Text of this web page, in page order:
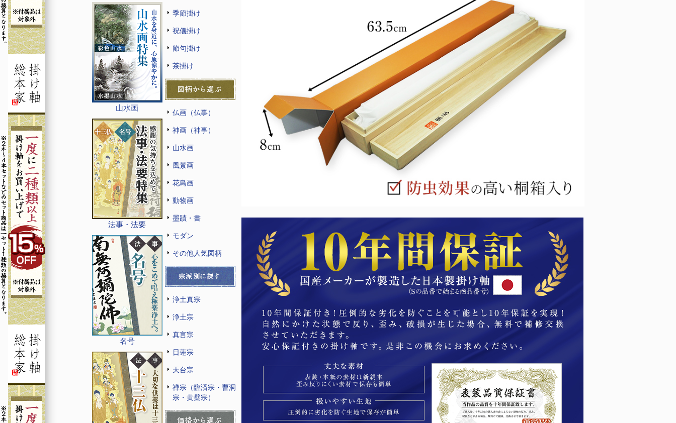
山水画
法事・法要
名号
季節掛け
祝儀掛け
節句掛け
茶掛け
仏画（仏事）
神画（神事）
山水画
風景画
花鳥画
動物画
墨蹟・書
モダン
その他人気図柄
浄土真宗
浄土宗
真言宗
日蓮宗
天台宗
禅宗（臨済宗・曹洞
宗・黄檗宗）